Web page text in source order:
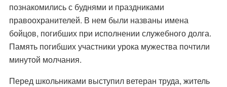
познакомились с буднями и праздниками
правоохранителей. В нем были названы имена
бойцов, погибших при исполнении служебного долга.
Память погибших участники урока мужества почтили
минутой молчания.
Перед школьниками выступил ветеран труда, житель